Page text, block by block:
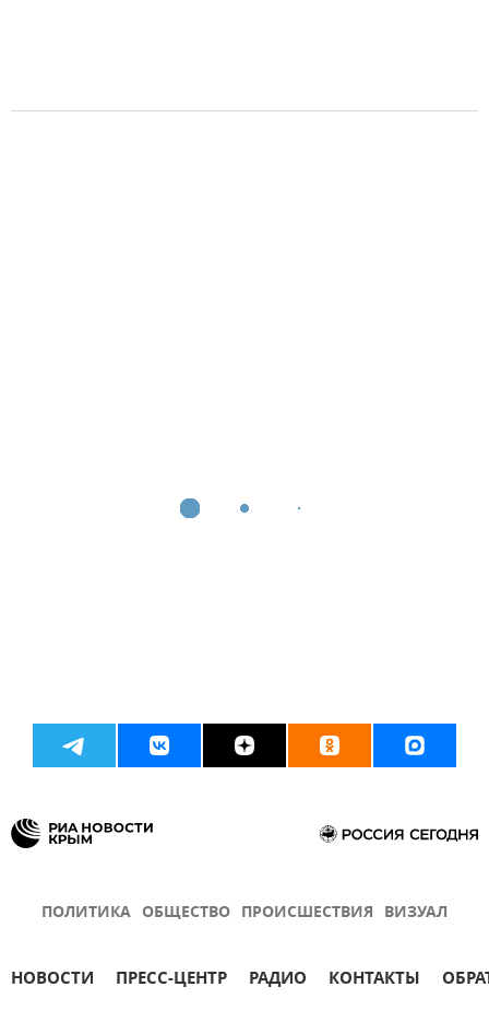
ПОЛИТИКА ОБЩЕСТВО ПРОИСШЕСТВИЯ ВИЗУАЛ
НОВОСТИ ПРЕСС-ЦЕНТР РАДИО КОНТАКТЫ